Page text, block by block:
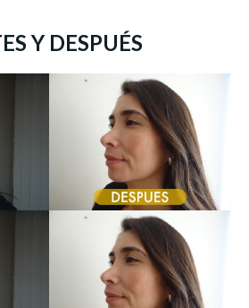
Y DESPUÉS